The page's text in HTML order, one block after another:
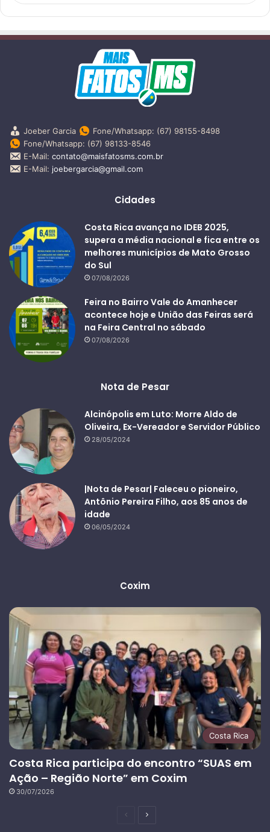
Joeber Garcia
Fone/Whatsapp: (67) 98155-8498
Fone/Whatsapp: (67) 98133-8546
E-Mail: contato@maisfatosms.com.br
E-Mail: joebergarcia@gmail.com
Cidades
Costa Rica avança no IDEB 2025,
supera a média nacional e fica entre os
melhores municípios de Mato Grosso
do Sul
07/08/2026
Feira no Bairro Vale do Amanhecer
acontece hoje e União das Feiras será
na Feira Central no sábado
07/08/2026
Nota de Pesar
Alcinópolis em Luto: Morre Aldo de
Oliveira, Ex-Vereador e Servidor Público
28/05/2024
|Nota de Pesar| Faleceu o pioneiro,
Antônio Pereira Filho, aos 85 anos de
idade
06/05/2024
Coxim
Costa Rica
Costa Rica participa do encontro “SUAS em
Ação – Região Norte” em Coxim
30/07/2026
PáginaPróxima